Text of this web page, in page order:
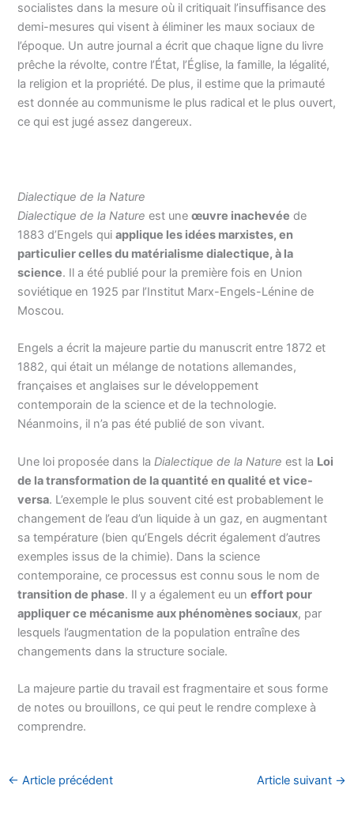
socialistes dans la mesure où il critiquait l’insuffisance des
demi-mesures qui visent à éliminer les maux sociaux de
l’époque. Un autre journal a écrit que chaque ligne du livre
prêche la révolte, contre l’État, l’Église, la famille, la légalité,
la religion et la propriété. De plus, il estime que la primauté
est donnée au communisme le plus radical et le plus ouvert,
ce qui est jugé assez dangereux.
Dialectique de la Nature
Dialectique de la Nature est uneœuvre inachevée de
1883 d’Engels quiapplique les idées marxistes, en
particulier celles du matérialisme dialectique, à la
science. Il a été publié pour la première fois en Union
soviétique en 1925 par l’Institut Marx-Engels-Lénine de
Moscou.
Engels a écrit la majeure partie du manuscrit entre 1872 et
1882, qui était un mélange de notations allemandes,
françaises et anglaises sur le développement
contemporain de la science et de la technologie.
Néanmoins, il n’a pas été publié de son vivant.
Une loi proposée dans la Dialectique de la Nature est la Loi
de la transformation de la quantité en qualité et vice-
versa. L’exemple le plus souvent cité est probablement le
changement de l’eau d’un liquide à un gaz, en augmentant
sa température (bien qu’Engels décrit également d’autres
exemples issus de la chimie). Dans la science
contemporaine, ce processus est connu sous le nom de
transition de phase. Il y a également eu uneffort pour
appliquer ce mécanisme aux phénomènes sociaux, par
lesquels l’augmentation de la population entraîne des
changements dans la structure sociale.
La majeure partie du travail est fragmentaire et sous forme
de notes ou brouillons, ce qui peut le rendre complexe à
comprendre.
← Article précédent Article suivant →